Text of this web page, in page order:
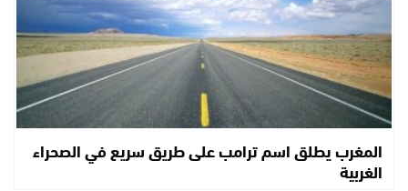
المغرب يطلق اسم ترامب على طريق سريع في الصحراء
الغربية